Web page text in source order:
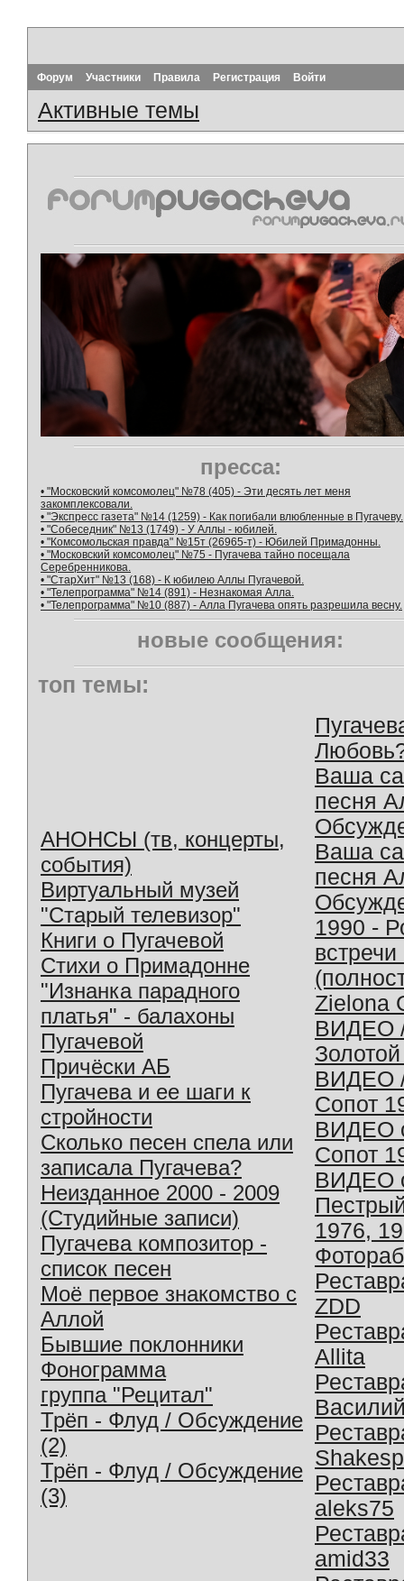
Форум Участники Правила Регистрация Войти
Активные темы
пресса:
• "Московский комсомолец" №78 (405) - Эти десять лет меня
закомплексовали.
• "Экспресс газета" №14 (1259) - Как погибали влюбленные в Пугачеву.
• "Собеседник" №13 (1749) - У Аллы - юбилей.
• "Комсомольская правда" №15т (26965-т) - Юбилей Примадонны.
• "Московский комсомолец" №75 - Пугачева тайно посещала
Серебренникова.
• "СтарХит" №13 (168) - К юбилею Аллы Пугачевой.
• "Телепрограмма" №14 (891) - Незнакомая Алла.
• "Телепрограмма" №10 (887) - Алла Пугачева опять разрешила весну.
новые сообщения:
топ темы:
АНОНСЫ (тв, концерты,
события)
Виртуальный музей
"Старый телевизор"
Книги о Пугачевой
Стихи о Примадонне
"Изнанка парадного
платья" - балахоны
Пугачевой
Причёски АБ
Пугачева и ее шаги к
стройности
Сколько песен спела или
записала Пугачева?
Неизданное 2000 - 2009
(Студийные записи)
Пугачева композитор -
список песен
Моё первое знакомство с
Аллой
Бывшие поклонники
Фонограмма
группа "Рецитал"
Трёп - Флуд / Обсуждение
(2)
Трёп - Флуд / Обсуждение
(3)
Ваша
песня
Ваша
песня
1990 -
Zielona
ВИДЕО
ВИДЕО
Сопот
ВИДЕО
Сопот
ВИДЕО
1976,
ZDD
Allita
aleks75
amid33